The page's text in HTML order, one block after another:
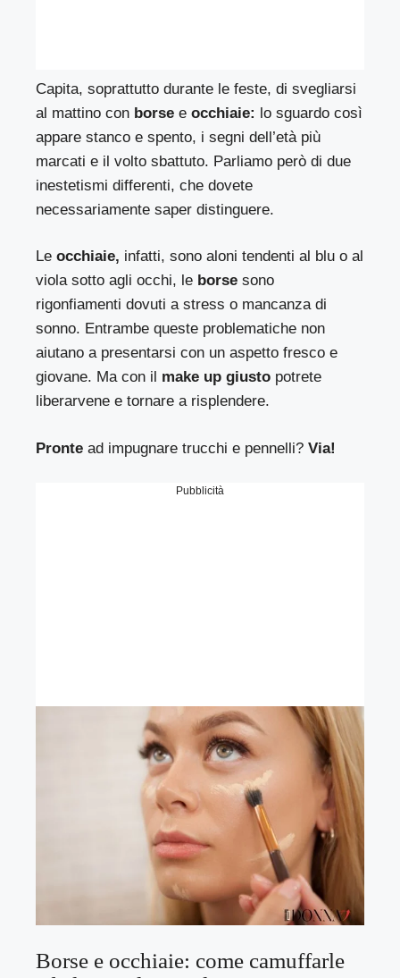
Capita, soprattutto durante le feste, di svegliarsi
al mattino con borse eocchiaie: lo sguardo così
appare stanco e spento, i segni dell’età più
marcati e il volto sbattuto. Parliamo però di due
inestetismi differenti, che dovete
necessariamente saper distinguere.
Leocchiaie, infatti, sono aloni tendenti al blu o al
viola sotto agli occhi, le borse sono
rigonfiamenti dovuti a stress o mancanza di
sonno. Entrambe queste problematiche non
aiutano a presentarsi con un aspetto fresco e
giovane. Ma con il make up giusto potrete
liberarvene e tornare a risplendere.
Pronte ad impugnare trucchi e pennelli?Via!
Pubblicità
Borse e occhiaie: come camuffarle